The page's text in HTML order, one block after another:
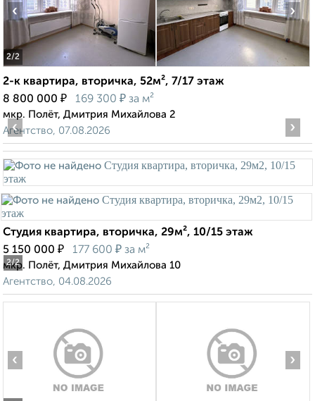
2/2
‹ ›
2-к квартира, вторичка, 52м², 7/17 этаж
8 800 000 ₽ 169 300 ₽ за м²
мкр. Полёт, Дмитрия Михайлова 2
Агентство, 07.08.2026
2/2
‹ ›
Студия квартира, вторичка, 29м², 10/15 этаж
5 150 000 ₽ 177 600 ₽ за м²
мкр. Полёт, Дмитрия Михайлова 10
Агентство, 04.08.2026
‹ ›